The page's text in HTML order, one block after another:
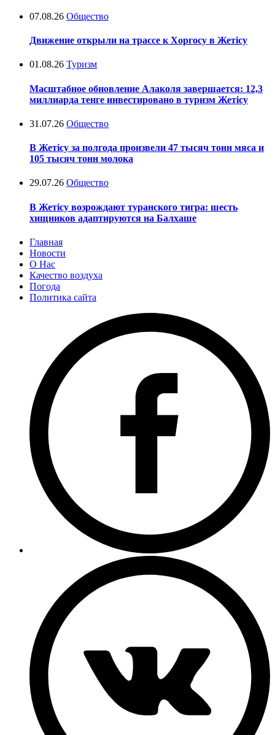
07.08.26 Общество
Движение открыли на трассе к Хоргосу в Жетісу
01.08.26 Туризм
Масштабное обновление Алаколя завершается: 12,3
миллиарда тенге инвестировано в туризм Жетісу
31.07.26 Общество
В Жетісу за полгода произвели 47 тысяч тонн мяса и
105 тысяч тонн молока
29.07.26 Общество
В Жетісу возрождают туранского тигра: шесть
хищников адаптируются на Балхаше
Главная
Новости
О Нас
Качество воздуха
Погода
Политика сайта